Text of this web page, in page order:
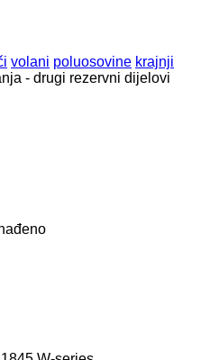
volani poluosovine krajnji
- drugi rezervni dijelovi